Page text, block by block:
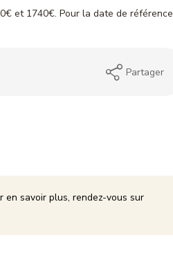
et 1740€. Pour la date de référence
Partager
en savoir plus, rendez-vous sur